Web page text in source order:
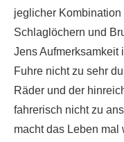
jeglicher
Schlaglöchern und
Jens Aufmerksamkeit
Fuhre nicht zu sehr
Räder und der
fahrerisch nicht zu
macht das Leben mal